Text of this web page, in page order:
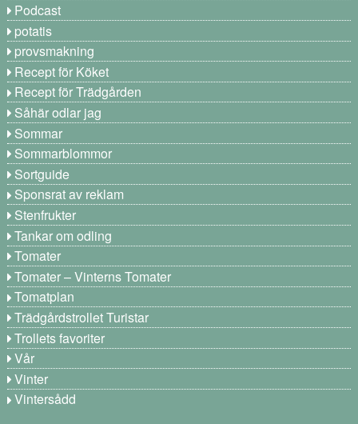
Podcast
potatis
provsmakning
Recept för Köket
Recept för Trädgården
Såhär odlar jag
Sommar
Sommarblommor
Sortguide
Sponsrat av reklam
Stenfrukter
Tankar om odling
Tomater
Tomater – Vinterns Tomater
Tomatplan
Trädgårdstrollet Turistar
Trollets favoriter
Vår
Vinter
Vintersådd